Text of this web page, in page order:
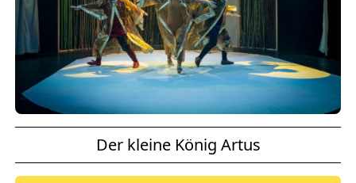
Der kleine König Artus